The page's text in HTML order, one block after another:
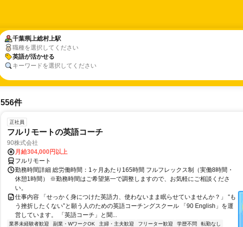
千葉県上総村上駅
職種を選択してください
英語が活かせる
キーワードを選択してください
千葉県上総村上駅
英語が活かせる
556件
正社員
フルリモートの英語コーチ
90株式会社
月給304,000円以上
フルリモート
勤務時間詳細 総労働時間：1ヶ月あたり165時間 フルフレックス制（実働8時間・
休憩1時間） ※勤務時間はご希望第一で調整しますので、お気軽にご相談くださ
い。
仕事内容 「せっかく身につけた英語力、使わないまま眠らせていませんか？」 “も
う挫折したくない”と願う人のための英語コーチングスクール 「90 English」を運
営しています。 「英語コーチ」と聞...
業界未経験者歓迎 副業・WワークOK 主婦・主夫歓迎 フリーター歓迎 学歴不問
転勤なし